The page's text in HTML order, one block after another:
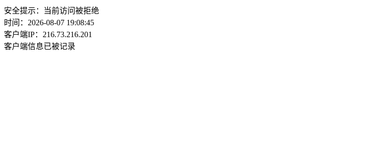
安全提示：当前访问被拒绝
时间：2026-08-07 19:08:45
客户端IP：216.73.216.201
客户端信息已被记录